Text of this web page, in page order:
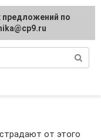
от этого
по